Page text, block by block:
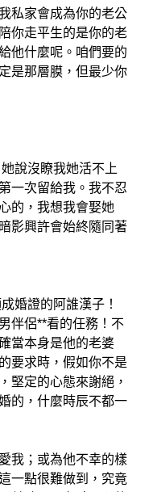
私家會成為你的老公
你走平生的是你的老
他什麼呢。咱們要的
是那層膜，但最少你
說沒瞭我她活不上
一次留給我。我不忍
的，我想我會娶她
影興許會始終隨同著
證的阿誰漢子！
侶**看的任務！不
當本身是他的老婆
要求時，假如你不是
堅定的心態來謝絕，
的，什麼時辰不都一
；或為他不幸的樣
一點很難做到，究竟